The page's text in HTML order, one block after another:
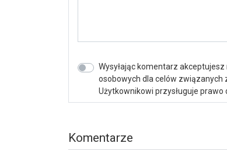
Wysyłając komentarz
osobowych dla celów związanych
Użytkownikowi przysługuje prawo
Komentarze